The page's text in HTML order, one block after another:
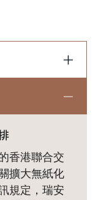
香港聯合交
擴大無紙化
規定，瑞安